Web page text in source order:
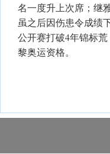
名一度升上次席；继
虽之后因伤患令成绩
公开赛打破4年锦标
黎奥运资格。